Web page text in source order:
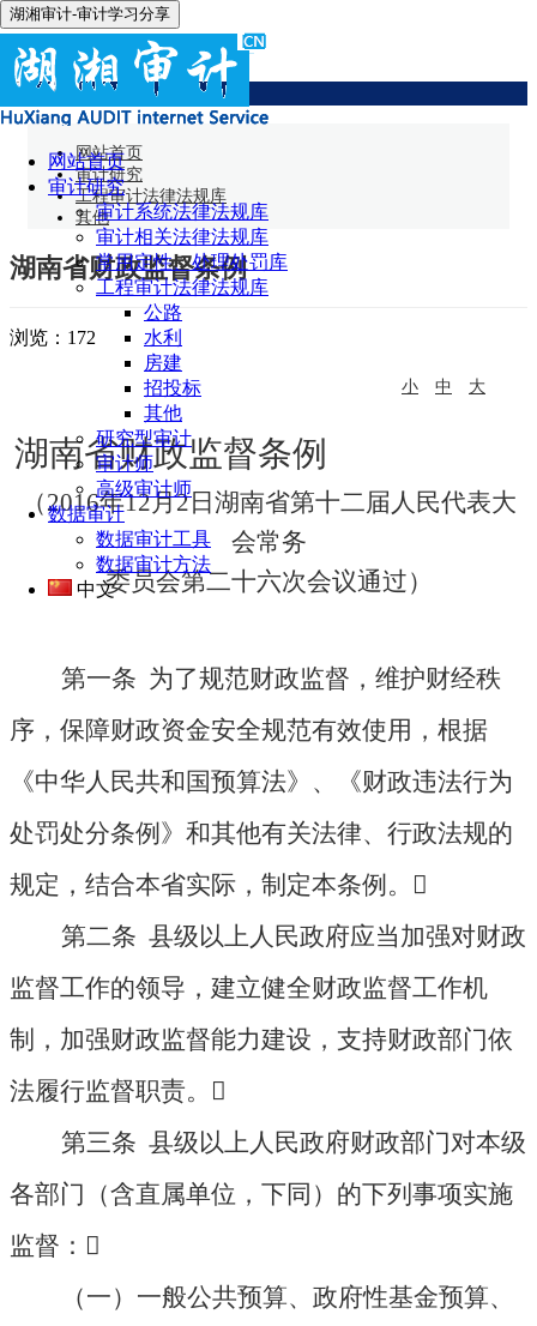
湖湘审计-审计学习分享
网站首页
审计研究
审计系统法律法规库
审计相关法律法规库
常用定性、处理处罚库
工程审计法律法规库
公路
水利
房建
招投标
其他
研究型审计
审计师
高级审计师
数据审计
数据审计工具
数据审计方法
中文
其他
网站首页
审计研究
工程审计法律法规库
其他
湖南省财政监督条例
浏览： 172
小 中 大
湖南省财政监督条例
（2016年12月2日湖南省第十二届人民代表大
会常务
委员会第二十六次会议通过）
第一条 为了规范财政监督，维护财经秩
序，保障财政资金安全规范有效使用，根据
《中华人民共和国预算法》、《财政违法行为
处罚处分条例》和其他有关法律、行政法规的
规定，结合本省实际，制定本条例。 
第二条 县级以上人民政府应当加强对财政
监督工作的领导，建立健全财政监督工作机
制，加强财政监督能力建设，支持财政部门依
法履行监督职责。 
第三条 县级以上人民政府财政部门对本级
各部门（含直属单位，下同）的下列事项实施
监督： 
（一）一般公共预算、政府性基金预算、